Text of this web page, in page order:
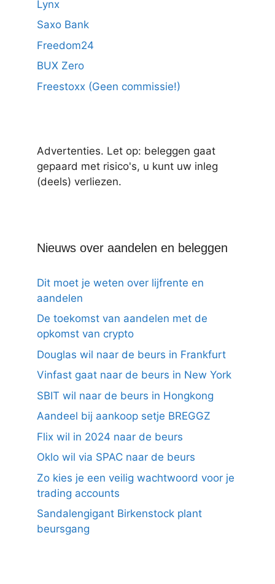
Lynx
Saxo Bank
Freedom24
BUX Zero
Freestoxx (Geen commissie!)
Advertenties. Let op: beleggen gaat
gepaard met risico's, u kunt uw inleg
(deels) verliezen.
Nieuws over aandelen en beleggen
Dit moet je weten over lijfrente en
aandelen
De toekomst van aandelen met de
opkomst van crypto
Douglas wil naar de beurs in Frankfurt
Vinfast gaat naar de beurs in New York
SBIT wil naar de beurs in Hongkong
Aandeel bij aankoop setje BREGGZ
Flix wil in 2024 naar de beurs
Oklo wil via SPAC naar de beurs
Zo kies je een veilig wachtwoord voor je
trading accounts
Sandalengigant Birkenstock plant
beursgang